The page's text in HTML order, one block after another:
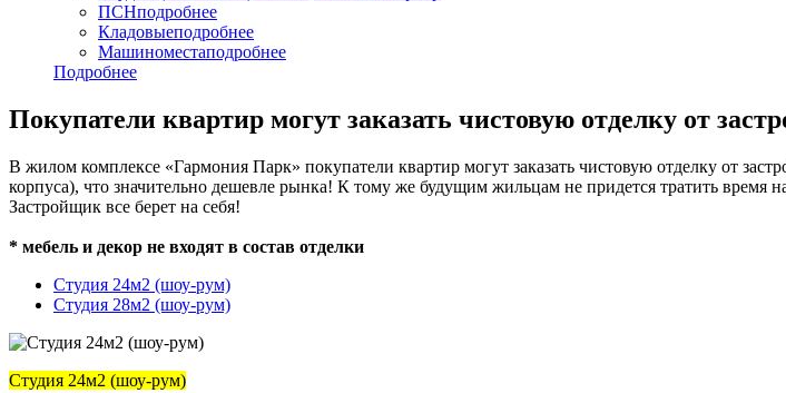
ПСНподробнее
Кладовыеподробнее
Машиноместаподробнее
Подробнее
Покупатели квартир могут заказать чистовую отделку от
В жилом комплексе «Гармония Парк» покупатели квартир могут заказать чистовую отделку от
корпуса), что значительно дешевле рынка! К тому же будущим жильцам не придется тратить
Застройщик все берет на себя!
* мебель и декор не входят в состав отделки
Студия 24м2 (шоу-рум)
Студия 28м2 (шоу-рум)
Студия 24м2 (шоу-рум)